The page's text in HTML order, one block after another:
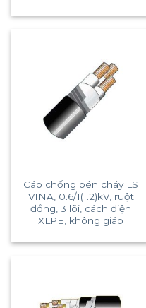
Cáp chống bén cháy LS
VINA, 0.6/1(1.2)kV, ruột
đồng, 3 lõi, cách điện
XLPE, không giáp